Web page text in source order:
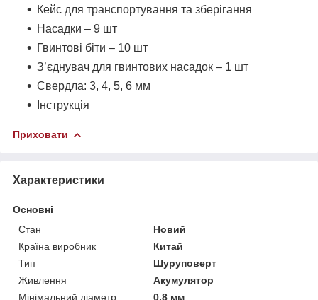
Кейс для транспортування та зберігання
Насадки – 9 шт
Гвинтові біти – 10 шт
З’єднувач для гвинтових насадок – 1 шт
Свердла: 3, 4, 5, 6 мм
Інструкція
Приховати
Характеристики
Основні
Стан
Новий
Країна виробник
Китай
Тип
Шуруповерт
Живлення
Акумулятор
Мінімальний діаметр
0.8 мм